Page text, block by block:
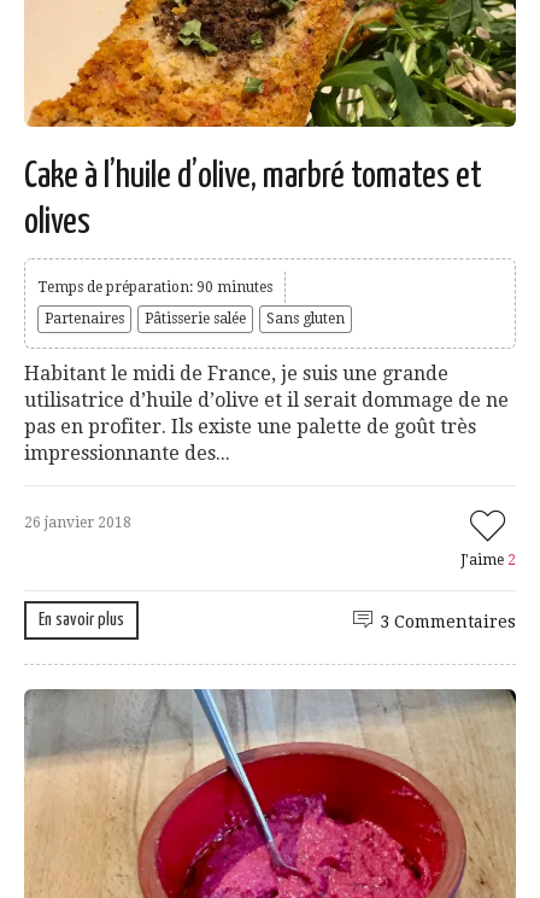
Cake à l’huile d’olive, marbré tomates et
olives
Temps de préparation: 90 minutes
Partenaires
Pâtisserie salée Sans gluten
Habitant le midi de France, je suis une grande
utilisatrice d’huile d’olive et il serait dommage de ne
pas en profiter. Ils existe une palette de goût très
impressionnante des...
26 janvier 2018
J'aime 2
En savoir plus 3 Commentaires